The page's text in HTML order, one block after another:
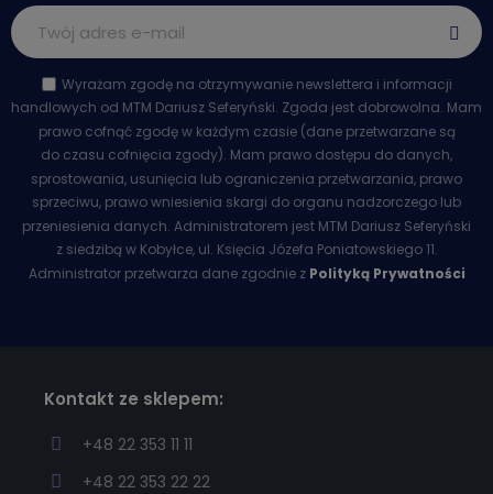
Wyrażam zgodę na otrzymywanie newslettera i informacji
handlowych od MTM Dariusz Seferyński. Zgoda jest dobrowolna. Mam
prawo cofnąć zgodę w każdym czasie (dane przetwarzane są
do czasu cofnięcia zgody). Mam prawo dostępu do danych,
sprostowania, usunięcia lub ograniczenia przetwarzania, prawo
sprzeciwu, prawo wniesienia skargi do organu nadzorczego lub
przeniesienia danych. Administratorem jest MTM Dariusz Seferyński
z siedzibą w Kobyłce, ul. Księcia Józefa Poniatowskiego 11.
Administrator przetwarza dane zgodnie z Polityką Prywatności
Kontakt ze sklepem:
+48 22 353 11 11
+48 22 353 22 22